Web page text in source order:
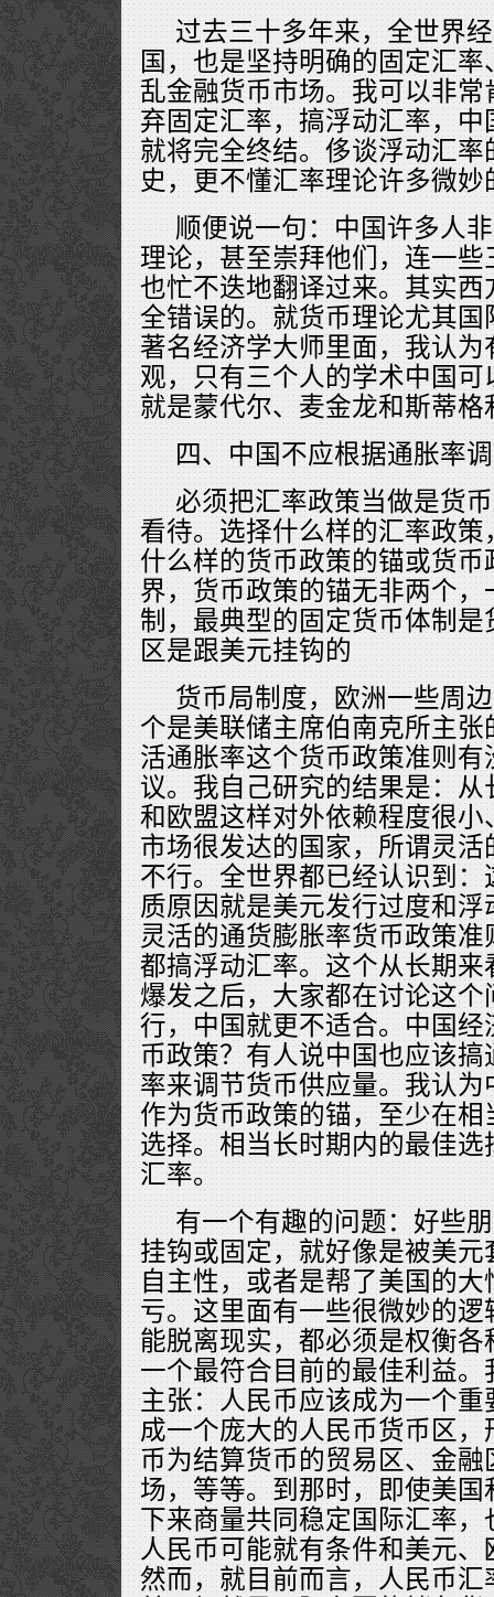
过去三十多年来，全世界
国，也是坚持明确的固定汇
乱金融货币市场。我可以非
弃固定汇率，搞浮动汇率，
就将完全终结。侈谈浮动汇
史，更不懂汇率理论许多微妙
顺便说一句：中国许多人
理论，甚至崇拜他们，连一
也忙不迭地翻译过来。其实
全错误的。就货币理论尤其
著名经济学大师里面，我认
观，只有三个人的学术中国
就是蒙代尔、麦金龙和斯蒂格
四、中国不应根据通胀率
必须把汇率政策当做是货
看待。选择什么样的汇率政
什么样的货币政策的锚或货
界，货币政策的锚无非两个
制，最典型的固定货币体制
区是跟美元挂钩的
货币局制度，欧洲一些周
个是美联储主席伯南克所主
活通胀率这个货币政策准则
议。我自己研究的结果是：
和欧盟这样对外依赖程度很
市场很发达的国家，所谓灵
不行。全世界都已经认识到
质原因就是美元发行过度和
灵活的通货膨胀率货币政策
都搞浮动汇率。这个从长期
爆发之后，大家都在讨论这
行，中国就更不适合。中国
币政策？有人说中国也应该
率来调节货币供应量。我认
作为货币政策的锚，至少在
选择。相当长时期内的最佳
汇率。
有一个有趣的问题：好些
挂钩或固定，就好像是被美
自主性，或者是帮了美国的
亏。这里面有一些很微妙的
能脱离现实，都必须是权衡
一个最符合目前的最佳利益
主张：人民币应该成为一个
成一个庞大的人民币货币区
币为结算货币的贸易区、金
场，等等。到那时，即使美
下来商量共同稳定国际汇率
人民币可能就有条件和美元
然而，就目前而言，人民币